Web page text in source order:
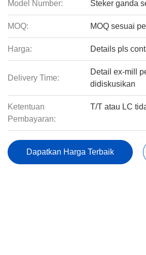
Model Number: Steker ganda
MOQ: MOQ sesuai
Harga: Details pls
Delivery Time:
Detail ex-mill
didiskusikan
Ketentuan
Pembayaran:
T/T atau LC
Dapatkan Harga Terbaik